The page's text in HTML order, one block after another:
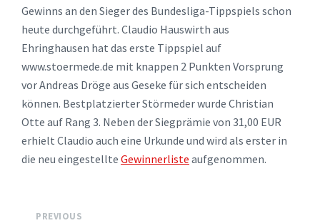
Gewinns an den Sieger des Bundesliga-Tippspiels schon
heute durchgeführt. Claudio Hauswirth aus
Ehringhausen hat das erste Tippspiel auf
www.stoermede.de mit knappen 2 Punkten Vorsprung
vor Andreas Dröge aus Geseke für sich entscheiden
können. Bestplatzierter Störmeder wurde Christian
Otte auf Rang 3. Neben der Siegprämie von 31,00 EUR
erhielt Claudio auch eine Urkunde und wird als erster in
die neu eingestellte Gewinnerliste aufgenommen.
PREVIOUS